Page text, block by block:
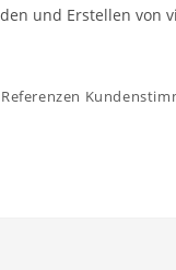
und Erstellen